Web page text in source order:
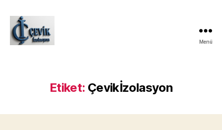
Menü
Etiket: Çevikİzolasyon